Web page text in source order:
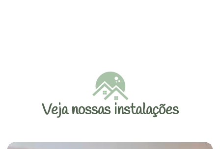
Veja nossas instalações